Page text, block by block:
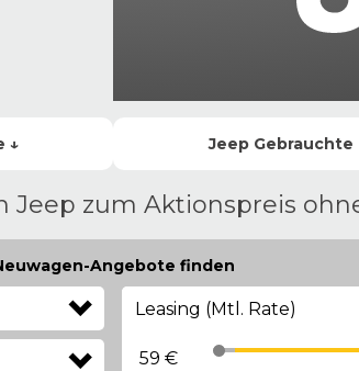
↓ Jeep Gebrauchte
Jeep zum Aktionspreis
Angebote finden
59 €